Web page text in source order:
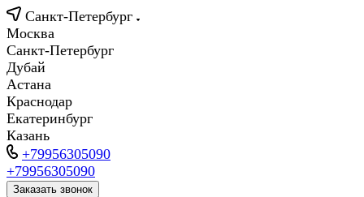
Санкт-Петербург
Москва
Санкт-Петербург
Дубай
Астана
Краснодар
Екатеринбург
Казань
+79956305090
+79956305090
Заказать звонок